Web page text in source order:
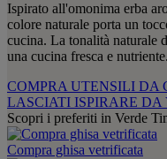
Ispirato all'omonima erba
colore naturale porta un
cucina. La tonalità naturale
una cucina fresca e nutriente.
COMPRA UTENSILI DA
LASCIATI ISPIRARE DA
Scopri i preferiti in Verde
Compra ghisa vetrificata